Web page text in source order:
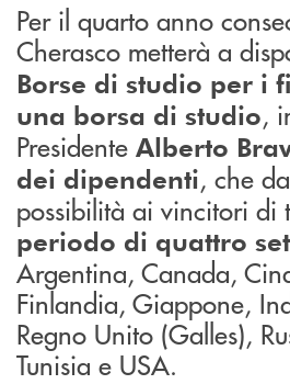
Per il quarto anno
Cherasco metterà a
Borse di studio per i
una borsa di studio,
Presidente Alberto
dei dipendenti, che
possibilità ai vincitori di
periodo di quattro
Argentina, Canada,
Finlandia, Giappone,
Regno Unito (Galles),
Tunisia e USA.